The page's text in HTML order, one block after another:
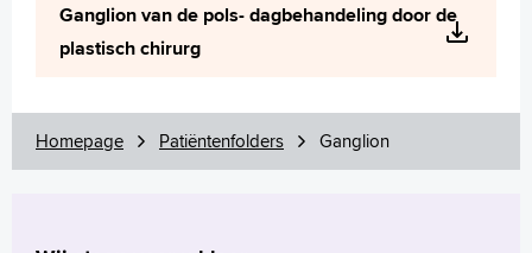
Français
Polski
Ganglion van de pols- dagbehandeling door de
plastisch chirurg
Homepage Patiëntenfolders Ganglion